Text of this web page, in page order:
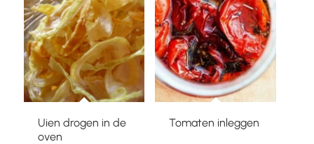
Uien drogen in de
oven
Tomaten inleggen